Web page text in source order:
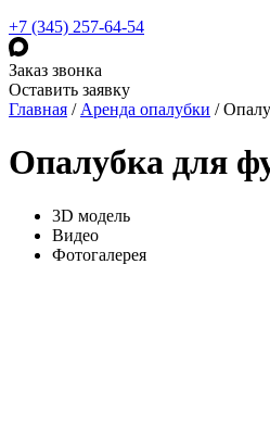
+7 (345) 257-64-54
Заказ звонка
Оставить заявку
Главная / Аренда опалубки /
Опалубка для
3D модель
Видео
Фотогалерея